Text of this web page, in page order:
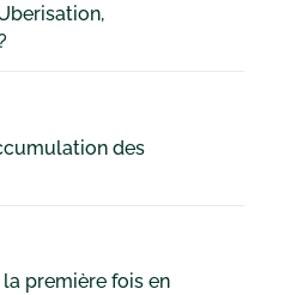
des
première fois en